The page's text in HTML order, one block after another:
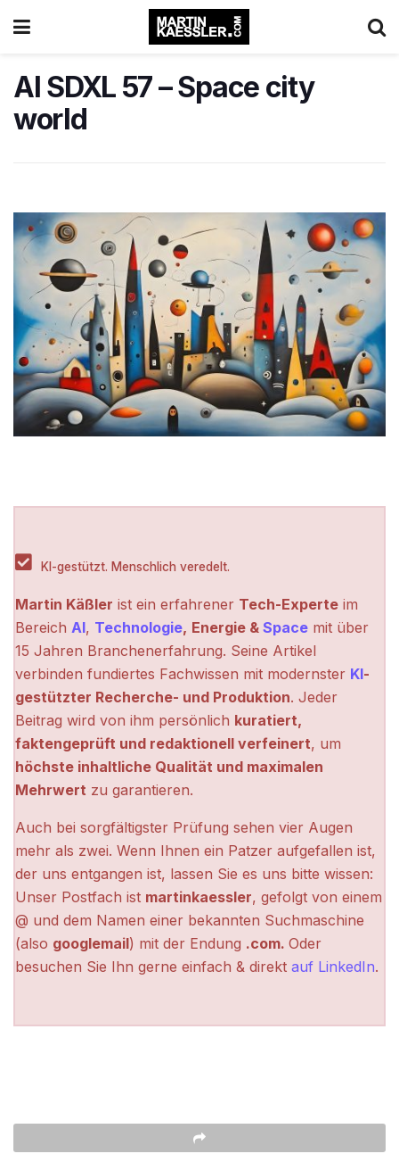
AI SDXL 57 – Space city
world
KI-gestützt. Menschlich veredelt.
Martin Käßler ist ein erfahrener Tech-Experte im
Bereich AI, Technologie, Energie & Space mit über
15 Jahren Branchenerfahrung. Seine Artikel
verbinden fundiertes Fachwissen mit modernster KI-
gestützter Recherche- und Produktion. Jeder
Beitrag wird von ihm persönlich kuratiert,
faktengeprüft und redaktionell verfeinert, um
höchste inhaltliche Qualität und maximalen
Mehrwert zu garantieren.
Auch bei sorgfältigster Prüfung sehen vier Augen
mehr als zwei. Wenn Ihnen ein Patzer aufgefallen ist,
der uns entgangen ist, lassen Sie es uns bitte wissen:
Unser Postfach ist martinkaessler, gefolgt von einem
@ und dem Namen einer bekannten Suchmaschine
(also googlemail) mit der Endung .com. Oder
besuchen Sie Ihn gerne einfach & direkt auf LinkedIn.